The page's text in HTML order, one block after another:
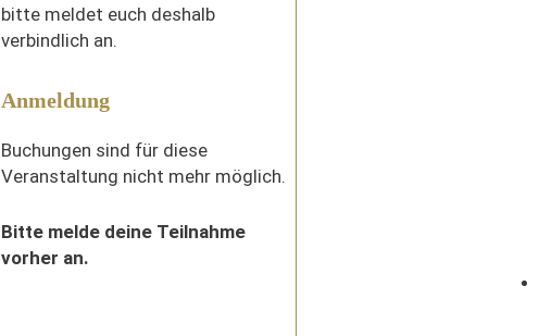
bitte meldet euch deshalb
verbindlich an.
Anmeldung
Buchungen sind für diese
Veranstaltung nicht mehr möglich.
Bitte melde deine Teilnahme
vorher an.